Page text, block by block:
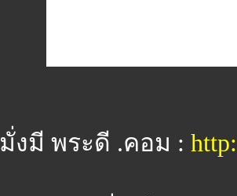
มั่งมี พระดี .คอม :